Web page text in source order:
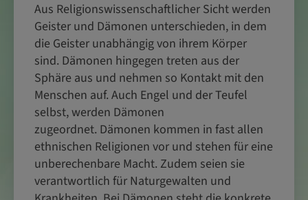
Aus Religionswissenschaftlicher Sicht werden
Geister und Dämonen unterschieden, in dem
die Geister unabhängig von ihrem Körper
sind. Dämonen hingegen treten aus der
Sphäre aus und nehmen so Kontakt mit den
Menschen auf. Auch Engel und der Teufel
selbst, werden Dämonen
zugeordnet. Dämonen kommen in fast allen
ethnischen Religionen vor und stehen für eine
unberechenbare Macht. Zudem seien sie
verantwortlich für Naturgewalten und